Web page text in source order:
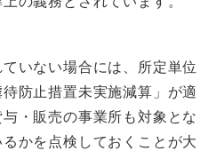
いない場合には、所定単位
防止措置未実施減算」が適
・販売の事業所も対象とな
かを点検しておくことが大